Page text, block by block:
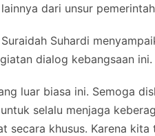
dari unsur
Suhardi
dialog kebangsaan ini.
luar biasa ini. Semoga
selalu menjaga
secara khusus. Karena